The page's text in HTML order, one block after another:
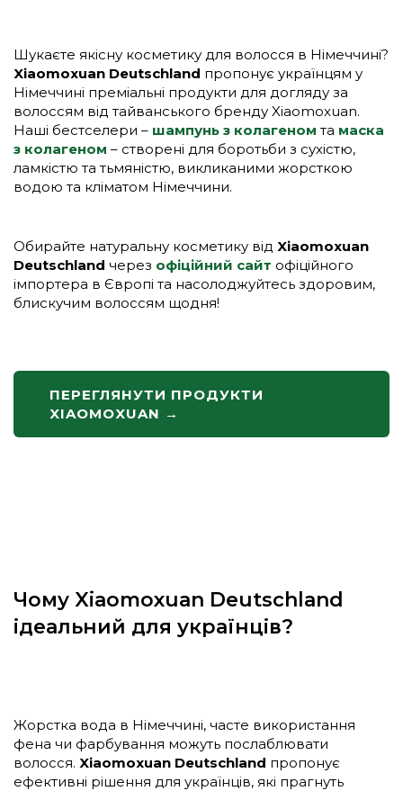
Шукаєте якісну косметику для волосся в Німеччині?
Xiaomoxuan Deutschland пропонує українцям у
Німеччині преміальні продукти для догляду за
волоссям від тайванського бренду Xiaomoxuan.
Наші бестселери – шампунь з колагеном та маска
з колагеном – створені для боротьби з сухістю,
ламкістю та тьмяністю, викликаними жорсткою
водою та кліматом Німеччини.
Обирайте натуральну косметику від Xiaomoxuan
Deutschland через офіційний сайт офіційного
імпортера в Європі та насолоджуйтесь здоровим,
блискучим волоссям щодня!
ПЕРЕГЛЯНУТИ ПРОДУКТИ
XIAOMOXUAN →
Чому Xiaomoxuan Deutschland
ідеальний для українців?
Жорстка вода в Німеччині, часте використання
фена чи фарбування можуть послаблювати
волосся. Xiaomoxuan Deutschland пропонує
ефективні рішення для українців, які прагнуть